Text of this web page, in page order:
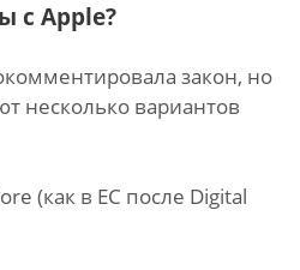
с Apple?
закон, но
несколько вариантов
(как в ЕС после Digital